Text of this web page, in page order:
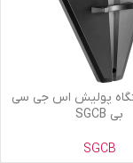
پولیش اس جی سی
بی SGCB
SGCB